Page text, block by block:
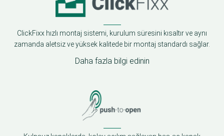
ClickFixx hızlı montaj sistemi, kurulum süresini kısaltır ve aynı
zamanda aletsiz ve yüksek kalitede bir montaj standardı sağlar.
Daha fazla bilgi edinin